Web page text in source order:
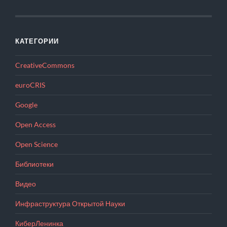
КАТЕГОРИИ
CreativeCommons
euroCRIS
Google
Open Access
Open Science
Библиотеки
Видео
Инфраструктура Открытой Науки
КиберЛенинка